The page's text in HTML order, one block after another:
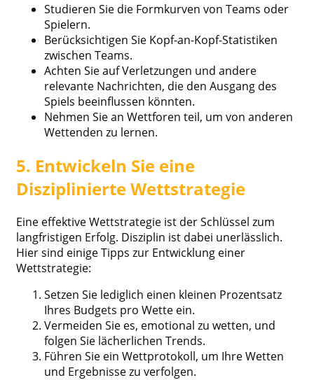
Studieren Sie die Formkurven von Teams oder
Spielern.
Berücksichtigen Sie Kopf-an-Kopf-Statistiken
zwischen Teams.
Achten Sie auf Verletzungen und andere
relevante Nachrichten, die den Ausgang des
Spiels beeinflussen könnten.
Nehmen Sie an Wettforen teil, um von anderen
Wettenden zu lernen.
5. Entwickeln Sie eine
Disziplinierte Wettstrategie
Eine effektive Wettstrategie ist der Schlüssel zum
langfristigen Erfolg. Disziplin ist dabei unerlässlich.
Hier sind einige Tipps zur Entwicklung einer
Wettstrategie:
Setzen Sie lediglich einen kleinen Prozentsatz
Ihres Budgets pro Wette ein.
Vermeiden Sie es, emotional zu wetten, und
folgen Sie lächerlichen Trends.
Führen Sie ein Wettprotokoll, um Ihre Wetten
und Ergebnisse zu verfolgen.